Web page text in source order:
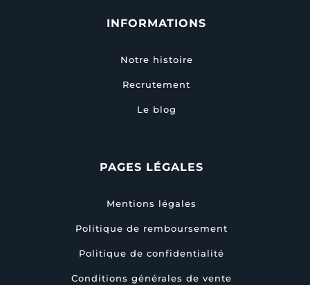
INFORMATIONS
Notre histoire
Recrutement
Le blog
PAGES LÉGALES
Mentions légales
Politique de remboursement
Politique de confidentialité
Conditions générales de vente